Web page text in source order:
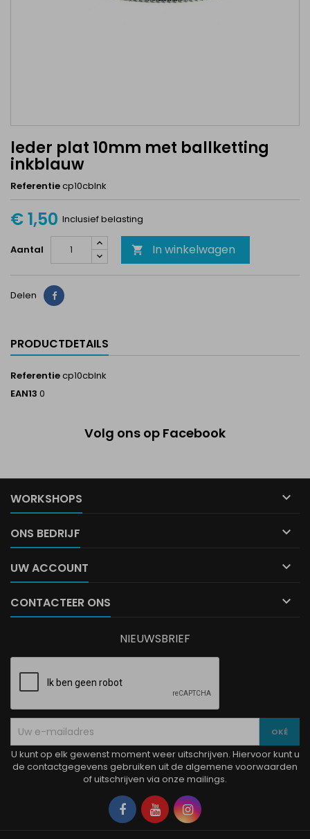
leder plat 10mm met ballketting
inkblauw
Referentiecp10cbInk
€ 1,50 Inclusief belasting
Aantal  In winkelwagen
Delen Delen
PRODUCTDETAILS
Referentiecp10cbInk
EAN13 0
Volg ons op Facebook
WORKSHOPS 
ONS BEDRIJF 
UW ACCOUNT 
CONTACTEER ONS 
NIEUWSBRIEF
U kunt op elk gewenst moment weer uitschrijven. Hiervoor kunt u
de contactgegevens gebruiken uit de algemene voorwaarden
of uitschrijven via onze mailings.
Facebook
YouTubeInstagram